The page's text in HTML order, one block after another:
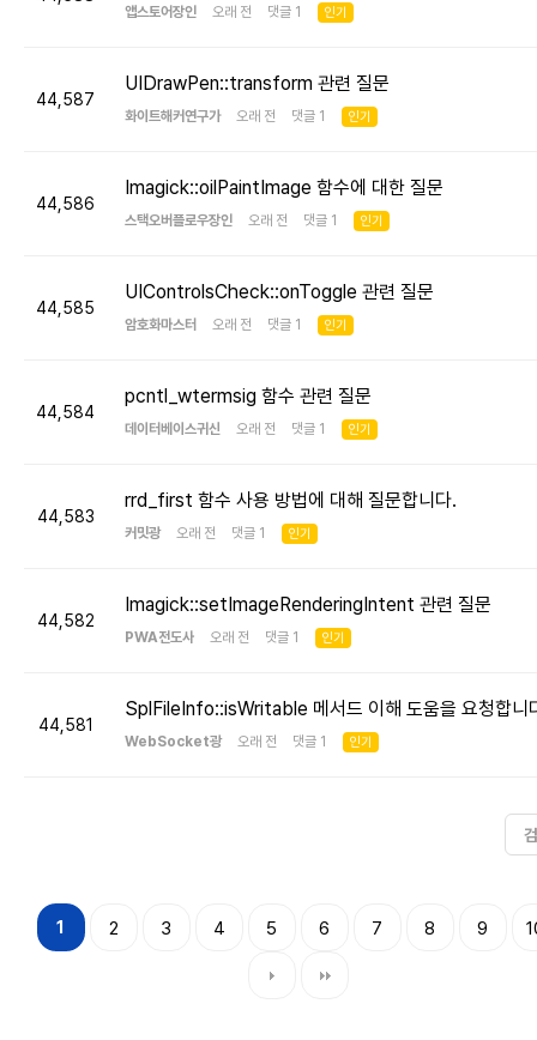
앱스토어장인 오래 전 댓글 1 인기
44,587
UIDrawPen::transform 관련 질문
화이트해커연구가 오래 전 댓글 1 인기
44,586
Imagick::oilPaintImage 함수에 대한 질문
스택오버플로우장인 오래 전 댓글 1 인기
44,585
UIControlsCheck::onToggle 관련 질문
암호화마스터 오래 전 댓글 1 인기
44,584
pcntl_wtermsig 함수 관련 질문
데이터베이스귀신 오래 전 댓글 1 인기
44,583
rrd_first 함수 사용 방법에 대해 질문합니다.
커밋광 오래 전 댓글 1 인기
44,582
Imagick::setImageRenderingIntent 관련 질문
PWA전도사 오래 전 댓글 1 인기
44,581
SplFileInfo::isWritable 메서드 이해 도움을 요청합니
WebSocket광 오래 전 댓글 1 인기
1 2 3 4 5 6 7 8 9